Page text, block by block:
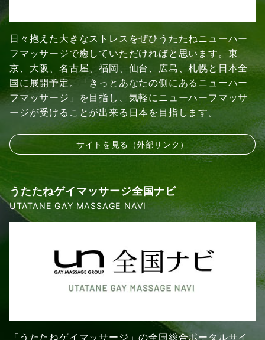
日々抱えた大きなストレスをぜひうたたねニューハー
フマッサージで癒していただければと思います。東
京、大阪、名古屋、福岡、仙台、広島、札幌と日本全
国に展開予定。「きっとあなたの側にあるニューハー
フマッサージ」を目指し、気軽にニューハーフマッサ
ージが受けることが出来る日本を目指します。
サイトを見る（外部リンク）
うたたねゲイマッサージ全国ナビ
UTATANE GAY MASSAGE NAVI
「うたたねゲイマッサージ」の全国総合ポータルサイ